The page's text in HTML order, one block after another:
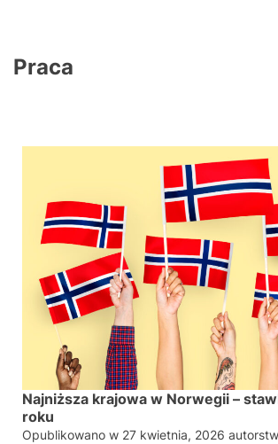
Praca
Najniższa krajowa w Norwegii –
roku
Opublikowano w 27 kwietnia, 2026